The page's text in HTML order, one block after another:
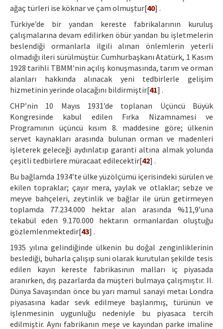
ağaç türleri ise köknar ve çam olmuştur[40] .
Türkiye’de bir yandan kereste fabrikalarının kuruluş
çalışmalarına devam edilirken öbür yandan bu işletmelerin
beslendiği ormanlarla ilgili alınan önlemlerin yeterli
olmadığı ileri sürülmüştür. Cumhurbaşkanı Atatürk, 1 Kasım
1928 tarihli TBMM’nin açılış konuşmasında, tarım ve orman
alanları hakkında alınacak yeni tedbirlerle gelişim
hizmetinin yerinde olacağını bildirmiştir[41] .
CHP’nin 10 Mayıs 1931’de toplanan Üçüncü Büyük
Kongresinde kabul edilen Fırka Nizamnamesi ve
Programının üçüncü kısım 8. maddesine göre; ülkenin
servet kaynakları arasında bulunan orman ve madenleri
işleterek geleceği aydınlatıp garanti altına almak yolunda
çeşitli tedbirlere müracaat edilecektir[42] .
Bu bağlamda 1934’te ülke yüzölçümü içerisindeki sürülen ve
ekilen topraklar; çayır mera, yaylak ve otlaklar; sebze ve
meyve bahçeleri, zeytinlik ve bağlar ile ürün getirmeyen
toplamda 77.234.000 hektar alan arasında %11,9’una
tekabül eden 9.170.000 hektarın ormanlardan oluştuğu
gözlemlenmektedir[43] .
1935 yılına gelindiğinde ülkenin bu doğal zenginliklerinin
beslediği, buharla çalışıp suni olarak kurutulan şekilde tesis
edilen kayın kereste fabrikasının malları iç piyasada
aranırken, dış pazarlarda da müşteri bulmaya çalışmıştır. II.
Dünya Savaşından önce bu yarı mamul sanayi metaı Londra
piyasasına kadar sevk edilmeye başlanmış, türünün ve
işlenmesinin uygunluğu nedeniyle bu piyasaca tercih
edilmiştir. Aynı fabrikanın meşe ve kayından parke imaline